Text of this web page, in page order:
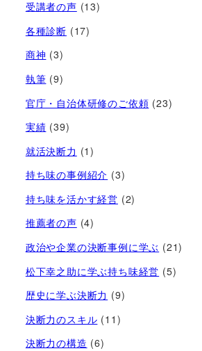
受講者の声 (13)
各種診断 (17)
商神 (3)
執筆 (9)
官庁・自治体研修のご依頼 (23)
実績 (39)
就活決断力 (1)
持ち味の事例紹介 (3)
持ち味を活かす経営​ (2)
推薦者の声 (4)
政治や企業の決断事例に学ぶ (21)
松下幸之助に学ぶ持ち味経営 (5)
歴史に学ぶ決断力 (9)
決断力のスキル (11)
決断力の構造 (6)